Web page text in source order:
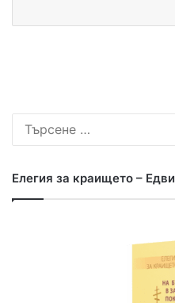
Елегия за краището –